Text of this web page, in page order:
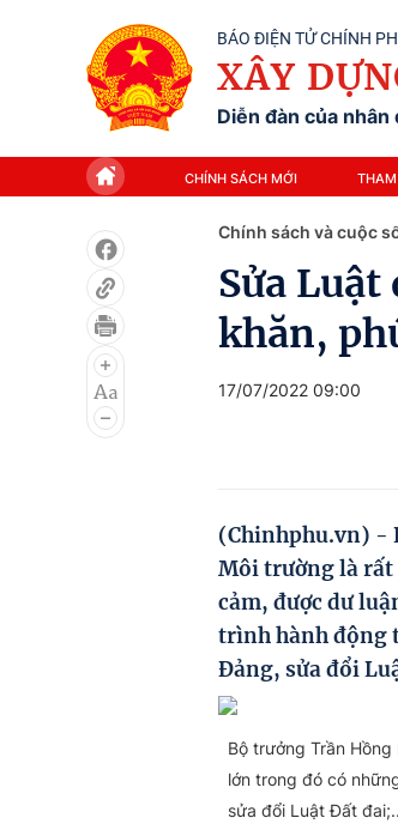
BÁO ĐIỆN TỬ CHÍNH
XÂY
Diễn đàn của
CHÍNH SÁCH MỚI
Chính sách và cuộc
Sửa
khăn,
17/07/2022 09:00
(Chinhphu.vn) -
Môi trường là rất
cảm, được dư
trình hành động
Đảng, sửa đổi
Bộ trưởng Trần
lớn trong đó có
sửa đổi Luật Đất